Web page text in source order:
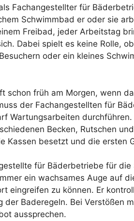
Fachangestellter für
Schwimmbad er oder sie
Freibad, jeder Arbeitstag
Dabei spielt es keine Rolle,
oder ein kleines
schon früh am Morgen, wenn
der Fachangestellten für
Wartungsarbeiten
Becken, Rutschen
Kassen besetzt und die ersten
für Bäderbetriebe für
ein wachsames Auge auf
eingreifen zu können. Er
der Baderegeln. Bei Verstößen
aussprechen.